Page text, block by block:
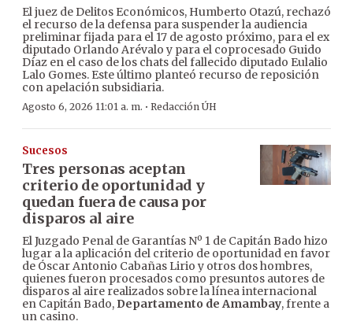
El juez de Delitos Económicos, Humberto Otazú, rechazó
el recurso de la defensa para suspender la audiencia
preliminar fijada para el 17 de agosto próximo, para el ex
diputado Orlando Arévalo y para el coprocesado Guido
Díaz en el caso de los chats del fallecido diputado Eulalio
Lalo Gomes. Este último planteó recurso de reposición
con apelación subsidiaria.
Agosto 6, 2026 11:01 a. m. · Redacción ÚH
Sucesos
Tres personas aceptan
criterio de oportunidad y
quedan fuera de causa por
disparos al aire
El Juzgado Penal de Garantías Nº 1 de Capitán Bado hizo
lugar a la aplicación del criterio de oportunidad en favor
de Óscar Antonio Cabañas Lirio y otros dos hombres,
quienes fueron procesados como presuntos autores de
disparos al aire realizados sobre la línea internacional
en Capitán Bado, Departamento de Amambay, frente a
un casino.